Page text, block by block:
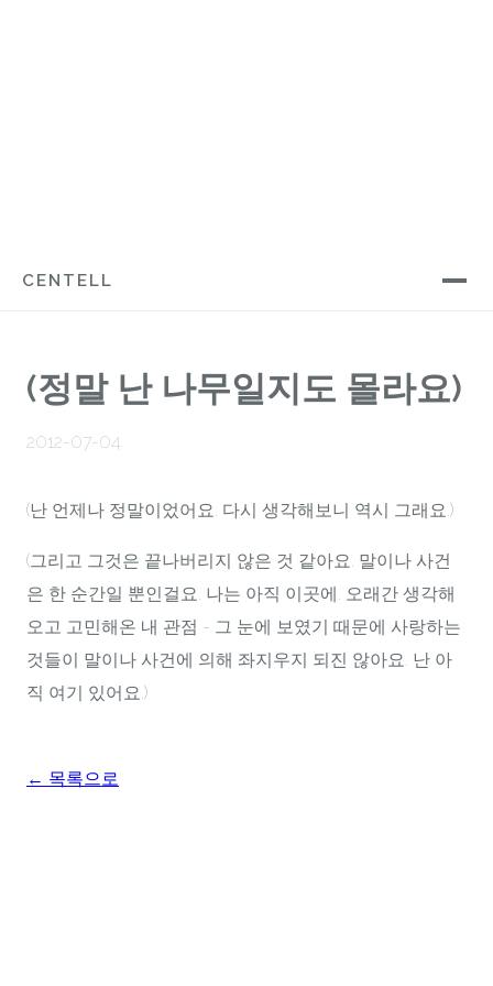
CENTELL
(정말 난 나무일지도 몰라요)
2012-07-04
(난 언제나 정말이었어요. 다시 생각해보니 역시 그래요.)
(그리고 그것은 끝나버리지 않은 것 같아요. 말이나 사건
은 한 순간일 뿐인걸요. 나는 아직 이곳에. 오래간 생각해
오고 고민해온 내 관점 - 그 눈에 보였기 때문에 사랑하는
것들이 말이나 사건에 의해 좌지우지 되진 않아요. 난 아
직 여기 있어요.)
← 목록으로